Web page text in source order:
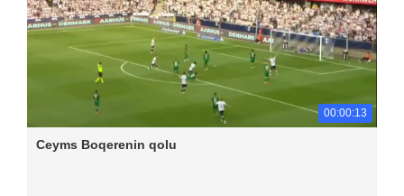
00:00:13
Ceyms Boqerenin qolu